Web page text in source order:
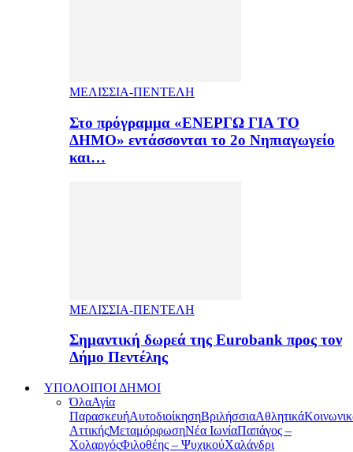
ΜΕΛΙΣΣΙΑ-ΠΕΝΤΕΛΗ
Στο πρόγραμμα «ΕΝΕΡΓΩ ΓΙΑ ΤΟ
ΔΗΜΟ» εντάσσονται το 2ο Νηπιαγωγείο
και…
ΜΕΛΙΣΣΙΑ-ΠΕΝΤΕΛΗ
Σημαντική δωρεά της Eurobank προς τον
Δήμο Πεντέλης
ΥΠΟΛΟΙΠΟΙ ΔΗΜΟΙ
ΌλαΑγία
ΠαρασκευήΑυτοδιοίκησηΒριλήσσιαΑθλητικά
ΑττικήςΜεταμόρφωσηΝέα ΙωνίαΠαπάγος –
ΧολαργόςΦιλοθέης – ΨυχικούΧαλάνδρι